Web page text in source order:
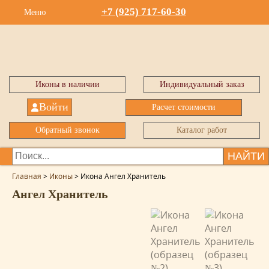
Меню +7 (925) 717-60-30
Иконы в наличии Индивидуальный заказ
Войти Расчет стоимости
Обратный звонок Каталог работ
НАЙТИ
Главная > Иконы> Икона Ангел Хранитель
Ангел Хранитель